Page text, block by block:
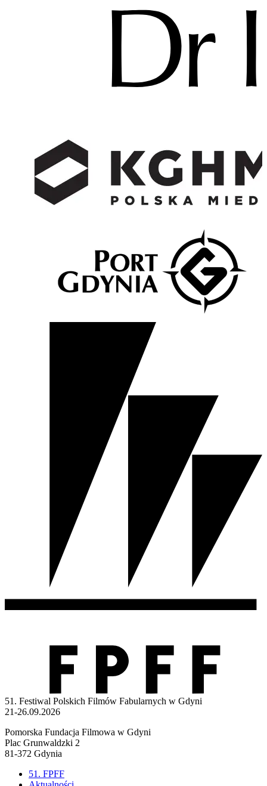
51. Festiwal Polskich Filmów Fabularnych w Gdyni
21-26.09.2026
Pomorska Fundacja Filmowa w Gdyni
Plac Grunwaldzki 2
81-372 Gdynia
51. FPFF